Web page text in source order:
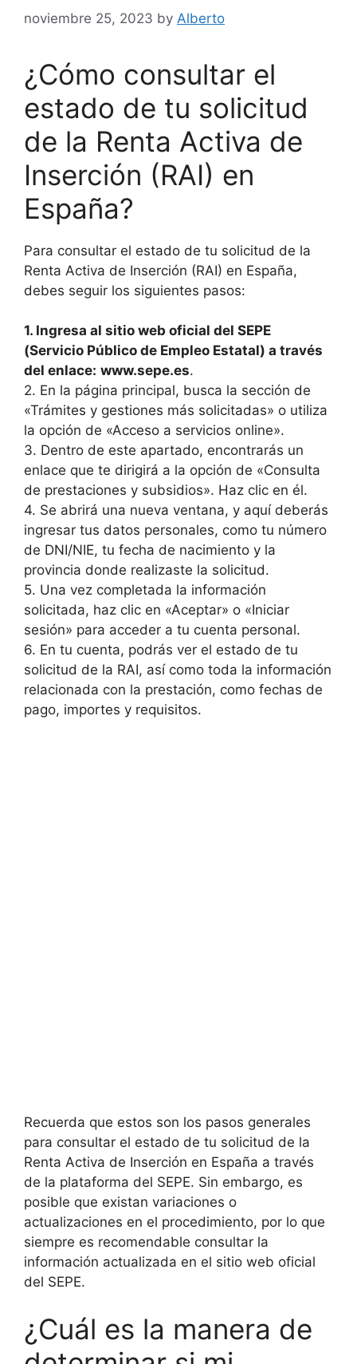
noviembre 25, 2023 by Alberto
¿Cómo consultar el
estado de tu solicitud
de la Renta Activa de
Inserción (RAI) en
España?
Para consultar el estado de tu solicitud de la
Renta Activa de Inserción (RAI) en España,
debes seguir los siguientes pasos:
1. Ingresa al sitio web oficial del SEPE
(Servicio Público de Empleo Estatal) a través
del enlace: www.sepe.es.
2. En la página principal, busca la sección de
«Trámites y gestiones más solicitadas» o utiliza
la opción de «Acceso a servicios online».
3. Dentro de este apartado, encontrarás un
enlace que te dirigirá a la opción de «Consulta
de prestaciones y subsidios». Haz clic en él.
4. Se abrirá una nueva ventana, y aquí deberás
ingresar tus datos personales, como tu número
de DNI/NIE, tu fecha de nacimiento y la
provincia donde realizaste la solicitud.
5. Una vez completada la información
solicitada, haz clic en «Aceptar» o «Iniciar
sesión» para acceder a tu cuenta personal.
6. En tu cuenta, podrás ver el estado de tu
solicitud de la RAI, así como toda la información
relacionada con la prestación, como fechas de
pago, importes y requisitos.
Recuerda que estos son los pasos generales
para consultar el estado de tu solicitud de la
Renta Activa de Inserción en España a través
de la plataforma del SEPE. Sin embargo, es
posible que existan variaciones o
actualizaciones en el procedimiento, por lo que
siempre es recomendable consultar la
información actualizada en el sitio web oficial
del SEPE.
¿Cuál es la manera de